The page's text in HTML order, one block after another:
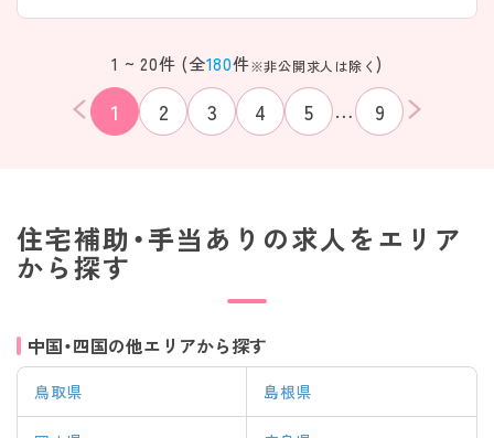
該当件数
件
1 ~ 20件 (全180件※非公開求人は除く )
1 2 3 4 5 … 9
住宅補助・手当ありの求人をエリア
から探す
中国・四国の他エリアから探す
鳥取県 島根県